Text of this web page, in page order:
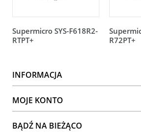
Supermicro SYS-F618R2-
RTPT+
R72PT+
INFORMACJA
MOJE KONTO
BĄDŹ NA BIEŻĄCO